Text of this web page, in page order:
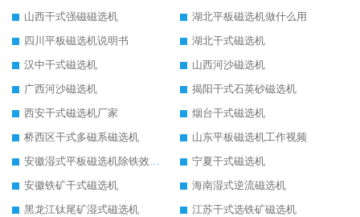
山西干式强磁磁选机
湖北平板磁选机做什么用
四川平板磁选机说明书
湖北干式磁选机
汉中干式磁选机
山西河沙磁选机
广西河沙磁选机
揭阳干式石英砂磁选机
西安干式磁选机厂家
烟台干式磁选机
桥西区干式多磁系磁选机
山东平板磁选机工作视频
安徽湿式平板磁选机除铁效果怎么样
宁夏干式磁选机
安徽铁矿干式磁选机
海南湿式逆流磁选机
黑龙江钛尾矿湿式磁选机
江苏干式选铁矿磁选机